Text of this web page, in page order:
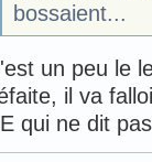
bossaient...
un peu le
il va
qui ne dit